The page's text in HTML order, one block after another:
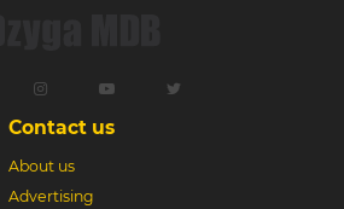
Contact us
About us
Advertising